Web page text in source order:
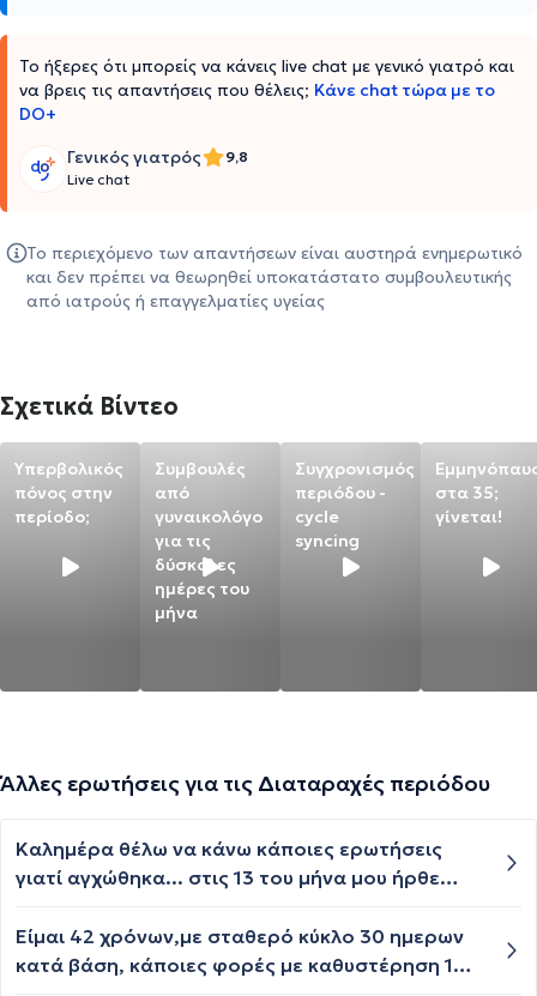
Το ήξερες ότι μπορείς να κάνεις live chat με γενικό γιατρό και
να βρεις τις απαντήσεις που θέλεις; Κάνε chat τώρα με το
DO+
Γενικός γιατρός
9,8
Live chat
Το περιεχόμενο των απαντήσεων είναι αυστηρά ενημερωτικό
και δεν πρέπει να θεωρηθεί υποκατάστατο συμβουλευτικής
από ιατρούς ή επαγγελματίες υγείας
Σχετικά Βίντεο
Υπερβολικός
πόνος στην
περίοδο;
Συμβουλές
από
γυναικολόγο
για τις
δύσκολες
ημέρες του
μήνα
Συγχρονισμός
περιόδου -
cycle
syncing
στα 35;
γίνεται!
Άλλες ερωτήσεις για τις Διαταραχές περιόδου
Καλημέρα θέλω να κάνω κάποιες ερωτήσεις
γιατί αγχώθηκα... στις 13 του μήνα μου ήρθε
σεξουαλική επαφή στις 23 του μήνα Ιουλίου
δηλαδή έσπασε το προφυλακτικό και δεν
Είμαι 42 χρόνων,με σταθερό κύκλο 30 ημερων
κατά βάση, κάποιες φορές με καθυστέρηση 1